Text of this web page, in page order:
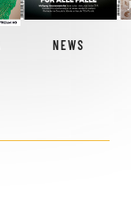
NEWS